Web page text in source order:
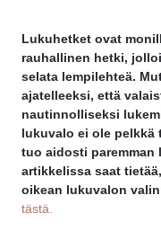
Lukuhetket ovat
rauhallinen hetki,
selata lempilehteä.
ajatelleeksi, että
nautinnolliseksi
lukuvalo ei ole pelkkä
tuo aidosti paremman
artikkelissa saat
oikean lukuvalon
tästä.